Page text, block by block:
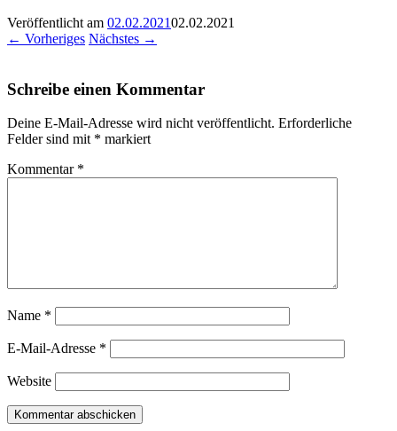
Veröffentlicht am 02.02.202102.02.2021
← Vorheriges Nächstes →
Schreibe einen Kommentar
Deine E-Mail-Adresse wird nicht veröffentlicht. Erforderliche
Felder sind mit * markiert
Kommentar *
Name *
E-Mail-Adresse *
Website